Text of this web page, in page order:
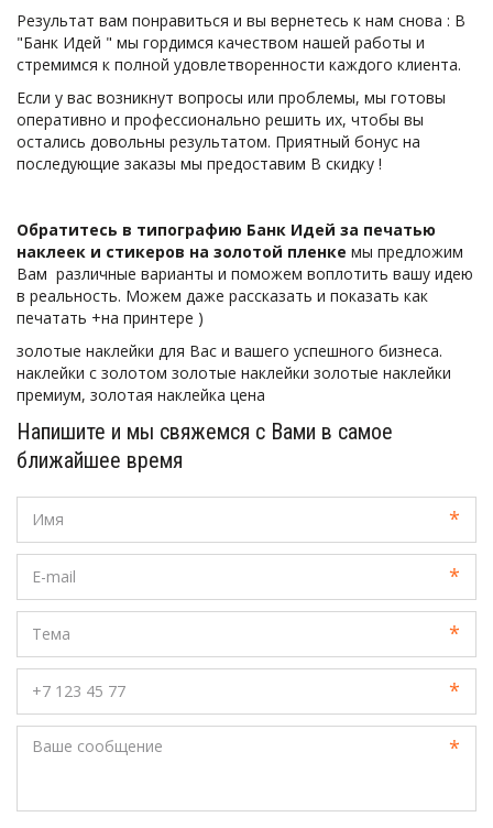
Результат вам понравиться и вы вернетесь к нам снова : В
"Банк Идей " мы гордимся качеством нашей работы и
стремимся к полной удовлетворенности каждого клиента.
Если у вас возникнут вопросы или проблемы, мы готовы
оперативно и профессионально решить их, чтобы вы
остались довольны результатом. Приятный бонус на
последующие заказы мы предоставим В скидку !
Обратитесь в типографию Банк Идей за печатью
наклеек и стикеров на золотой пленке мы предложим
Вам  различные варианты и поможем воплотить вашу идею
в реальность. Можем даже рассказать и показать как
печатать +на принтере )
золотые наклейки для Вас и вашего успешного бизнеса.
наклейки с золотом золотые наклейки золотые наклейки
премиум, золотая наклейка цена
Напишите и мы свяжемся с Вами в самое
ближайшее время
*
*
*
*
*